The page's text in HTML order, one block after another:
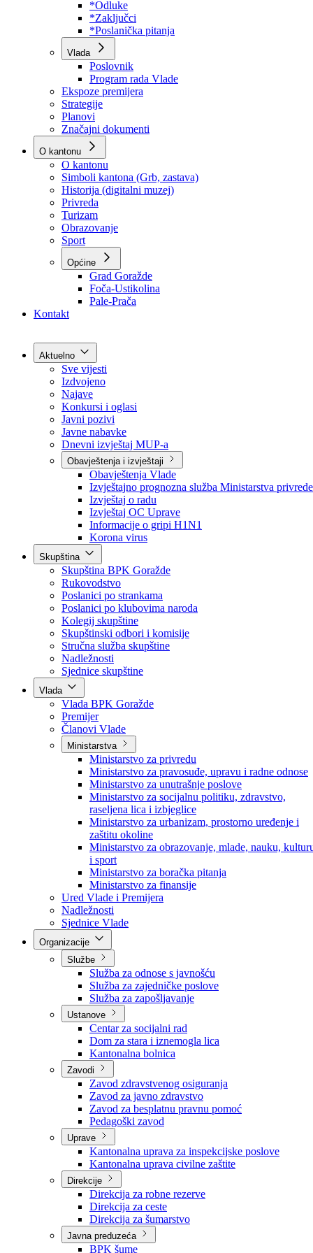
Program rada Skupštine
Budžet 2026
Zakoni
*Odluke
*Zaključci
*Poslanička pitanja
Vlada
Poslovnik
Program rada Vlade
Ekspoze premijera
Strategije
Planovi
Značajni dokumenti
O kantonu
O kantonu
Simboli kantona (Grb, zastava)
Historija (digitalni muzej)
Privreda
Turizam
Obrazovanje
Sport
Općine
Kontakt
Aktuelno
Sve vijesti
Izdvojeno
Najave
Konkursi i oglasi
Javni pozivi
Javne nabavke
Dnevni izvještaj MUP-a
Obavještenja i izvještaji
Obavještenja Vlade
Izvještajno prognozna služba Ministarstva privrede
Izvještaj o radu
Izvještaj OC Uprave
Informacije o gripi H1N1
Korona virus
Skupština
Skupština BPK Goražde
Rukovodstvo
Poslanici po strankama
Poslanici po klubovima naroda
Kolegij skupštine
Skupštinski odbori i komisije
Stručna služba skupštine
Nadležnosti
Sjednice skupštine
Vlada
Vlada BPK Goražde
Premijer
Članovi Vlade
Ministarstva
Ministarstvo za privredu
Ministarstvo za pravosuđe, upravu i radne odnose
Ministarstvo za unutrašnje poslove
Ministarstvo za socijalnu politiku, zdravstvo,
raseljena lica i izbjeglice
Ministarstvo za urbanizam, prostorno uređenje i
zaštitu okoline
Ministarstvo za obrazovanje, mlade, nauku,
i sport
Ministarstvo za boračka pitanja
Ministarstvo za finansije
Ured Vlade i Premijera
Nadležnosti
Sjednice Vlade
Službe
Služba za odnose s javnošću
Služba za zajedničke poslove
Služba za zapošljavanje
Ustanove
Centar za socijalni rad
Dom za stara i iznemogla lica
Kantonalna bolnica
Zavodi
Zavod zdravstvenog osiguranja
Zavod za javno zdravstvo
Zavod za besplatnu pravnu pomoć
Pedagoški zavod
Uprave
Kantonalna uprava za inspekcijske poslove
Kantonalna uprava civilne zaštite
Direkcije
Direkcija za robne rezerve
Direkcija za ceste